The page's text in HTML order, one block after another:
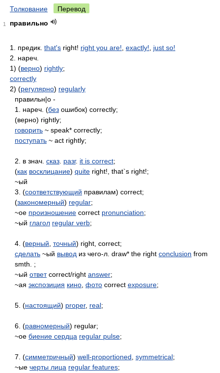
Толкование Перевод
1 правильно
1. предик. that's right! right you are! exactly!
just so!
2. нареч.
1) (верно) rightly;
correctly
2) (регулярно) regularly
правильн|о -
1. нареч. (без ошибок) correctly;
(верно) rightly;
говорить ~ speak* correctly;
поступать ~ act rightly;
2. в знач. сказ разг. it is correct;
(как восклицание) quite right!, that`s right!;
~ый
3. (соответствующий правилам) correct;
(закономерный) regular;
~ое произношение correct pronunciation;
~ый глагол regular verb;
4. (верный точный) right, correct;
сделать ~ый вывод из чего-л. draw* the right conclusion from
smth. ;
~ый ответcorrect/right answer;
~ая экспозиция кино фото correct exposure;
5. (настоящий) proper, real;
6. (равномерный) regular;
~ое биение сердца regular pulse;
7. (симметричный) well-proportioned symmetrical;
~ые черты лица regular features;